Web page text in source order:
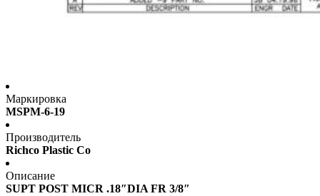
Маркировка
MSPM-6-19
Производитель
Richco Plastic Co
Описание
SUPT POST MICR .18″DIA FR 3/8″